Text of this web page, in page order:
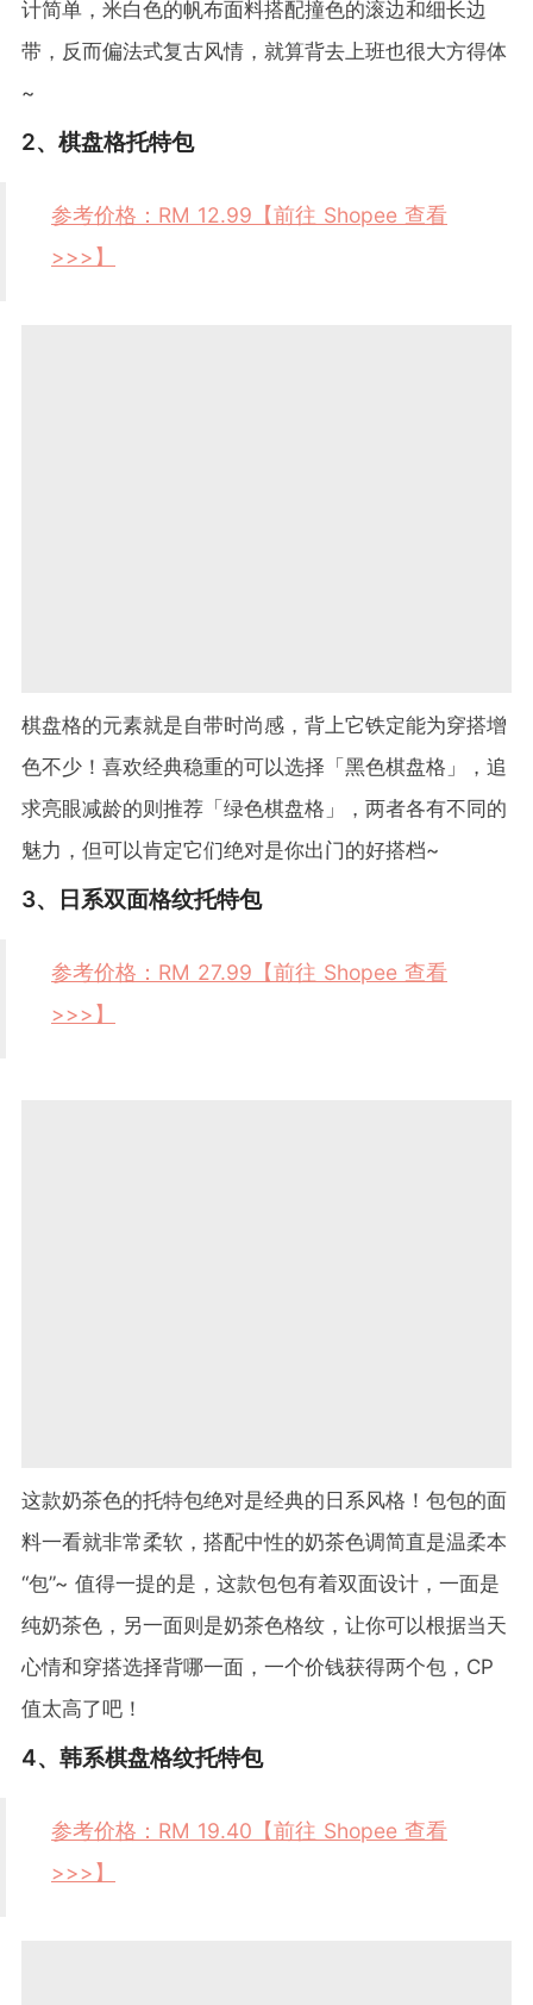
计简单，米白色的帆布面料搭配撞色的滚边和细长边
带，反而偏法式复古风情，就算背去上班也很大方得体
~
2、棋盘格托特包
参考价格：RM 12.99【前往 Shopee 查看
>>>】
棋盘格的元素就是自带时尚感，背上它铁定能为穿搭增
色不少！喜欢经典稳重的可以选择「黑色棋盘格」，追
求亮眼减龄的则推荐「绿色棋盘格」，两者各有不同的
魅力，但可以肯定它们绝对是你出门的好搭档~
3、日系双面格纹托特包
参考价格：RM 27.99【前往 Shopee 查看
>>>】
这款奶茶色的托特包绝对是经典的日系风格！包包的面
料一看就非常柔软，搭配中性的奶茶色调简直是温柔本
“包”~ 值得一提的是，这款包包有着双面设计，一面是
纯奶茶色，另一面则是奶茶色格纹，让你可以根据当天
心情和穿搭选择背哪一面，一个价钱获得两个包，CP
值太高了吧！
4、韩系棋盘格纹托特包
参考价格：RM 19.40【前往 Shopee 查看
>>>】